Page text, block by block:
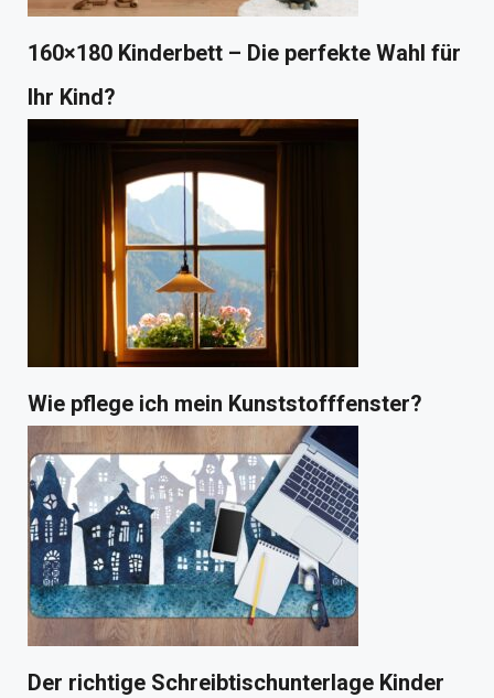
160×180 Kinderbett – Die perfekte Wahl für
Ihr Kind?
Wie pflege ich mein Kunststofffenster?
Der richtige Schreibtischunterlage Kinder